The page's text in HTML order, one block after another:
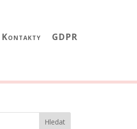
Kontakty
GDPR
Hledat